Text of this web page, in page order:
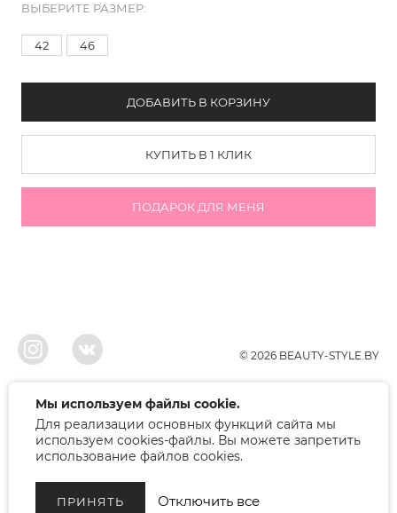
ВЫБЕРИТЕ РАЗМЕР:
42 46
ДОБАВИТЬ В КОРЗИНУ
КУПИТЬ В 1 КЛИК
ПОДАРОК ДЛЯ МЕНЯ
© 2026 BEAUTY-STYLE.BY
ООО"БЬЮТИ", УНП 291022671, Свидельство о регистрации 05.10.2010
Брестским районым исполнительным комитетом. Регистрация в торговом
реестре 12.01.2018, номер 402445.
Беларусь, Брест, ул. Лейтенанта Рябцева 75
Режим работы: 9.00-17.00. Контакт: +375 (33) 379-10-80
Мы используем файлы cookie.
Для реализации основных функций сайта мы
используем cookies-файлы. Вы можете запретить
использование файлов cookies.
ПРИНЯТЬ Отключить все